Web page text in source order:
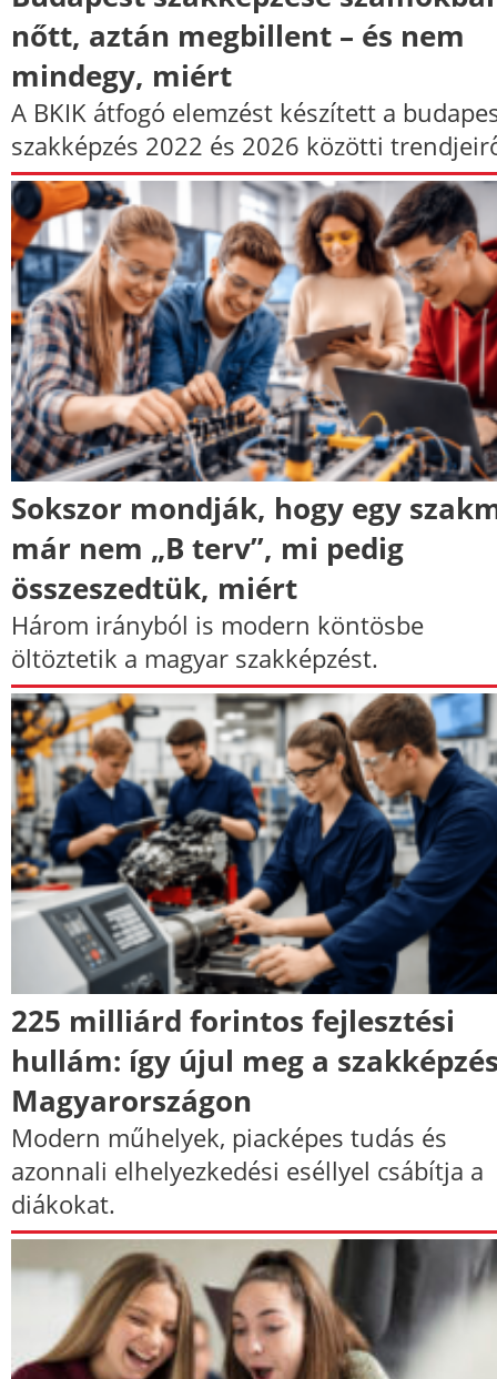
nőtt, aztán megbillent – és nem
mindegy, miért
A BKIK átfogó elemzést készített a
szakképzés 2022 és 2026 közötti
Sokszor mondják, hogy egy
már nem „B terv”, mi pedig
összeszedtük, miért
Három irányból is modern köntösbe
öltöztetik a magyar szakképzést.
225 milliárd forintos fejlesztési
hullám: így újul meg a
Magyarországon
Modern műhelyek, piacképes tudás és
azonnali elhelyezkedési eséllyel csábítja a
diákokat.